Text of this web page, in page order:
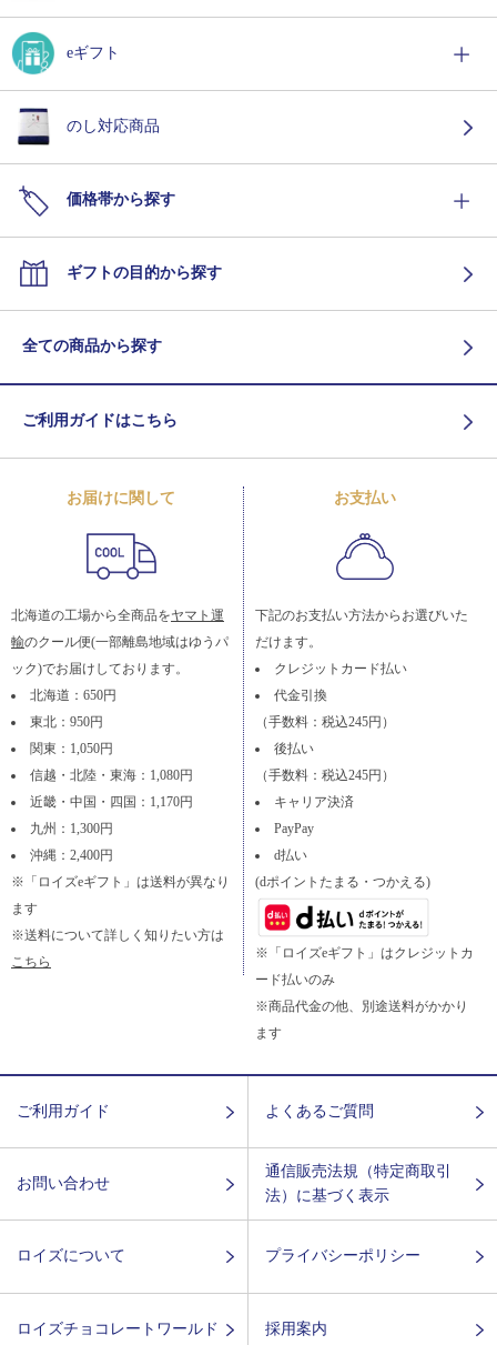
eギフト
のし対応商品
価格帯から探す
ギフトの目的から探す
全ての商品から探す
ご利用ガイドはこちら
お届けに関して
北海道の工場から全商品をヤマト運
輸のクール便(一部離島地域はゆうパ
ック)でお届けしております。
北海道：650円
東北：950円
関東：1,050円
信越・北陸・東海：1,080円
近畿・中国・四国：1,170円
九州：1,300円
沖縄：2,400円
※「ロイズeギフト」は送料が異なり
ます
※送料について詳しく知りたい方は
こちら
お支払い
下記のお支払い方法からお選びいた
だけます。
クレジットカード払い
代金引換
（手数料：税込245円）
後払い
（手数料：税込245円）
キャリア決済
PayPay
d払い
(dポイントたまる・つかえる)
※「ロイズeギフト」はクレジットカ
ード払いのみ
※商品代金の他、別途送料がかかり
ます
ご利用ガイド よくあるご質問
お問い合わせ
通信販売法規（特定商取引
法）に基づく表示
ロイズについて プライバシーポリシー
ロイズチョコレートワールド 採用案内